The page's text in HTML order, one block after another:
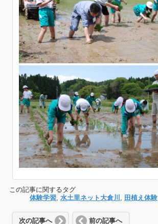
この記事に関するタグ
体験学習,水土里ネット大倉川 , 田植え体験
次の記事へ 前の記事へ